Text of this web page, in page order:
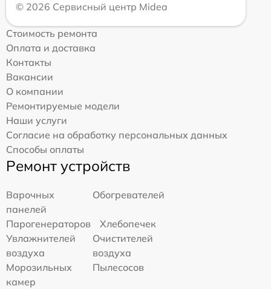
© 2026 Сервисный центр Midea
Стоимость ремонта
Оплата и доставка
Контакты
Вакансии
О компании
Ремонтируемые модели
Наши услуги
Согласие на обработку персональных данных
Способы оплаты
Ремонт устройств
Варочных
панелей
Обогревателей
Парогенераторов
Хлебопечек
Увлажнителей
воздуха
Очистителей
воздуха
Морозильных
камер
Пылесосов